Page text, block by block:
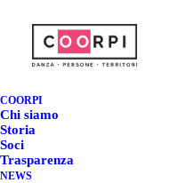
COORPI
Chi siamo
Storia
Soci
Trasparenza
NEWS
ZED